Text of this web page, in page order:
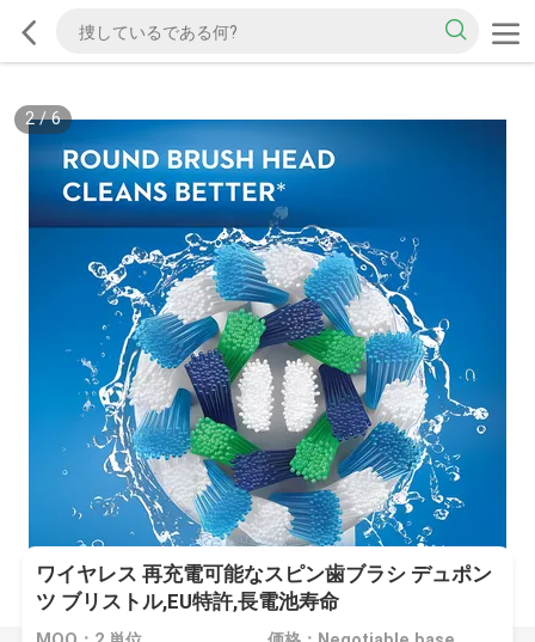
2/6
ワイヤレス 再充電可能なスピン歯ブラシ デュポン
ツ ブリストル,EU特許,長電池寿命